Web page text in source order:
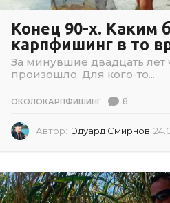
Конец 90-х. Каким
карпфишинг в то
За минувшие двадцать лет
произошло. Для кого-то...
ОКОЛОКАРПФИШИНГ 8
Автор: Эдуард Смирнов